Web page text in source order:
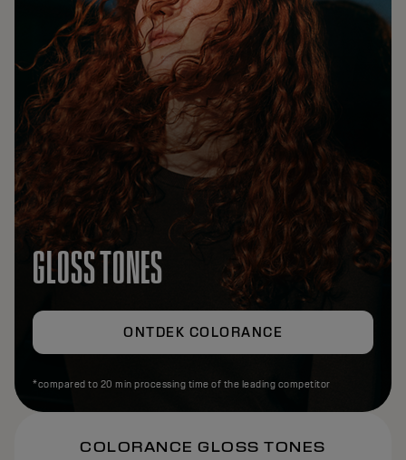
GLOSS TONES
ONTDEK COLORANCE
*compared to 20 min processing time of the leading competitor
COLORANCE GLOSS TONES